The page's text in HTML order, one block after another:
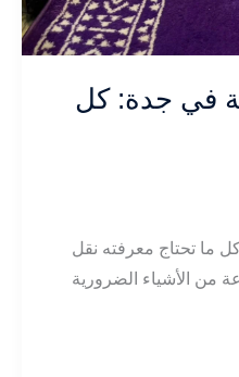
في جدة: كل
ما تحتاج معرفته نقل
من الأشياء الضرورية